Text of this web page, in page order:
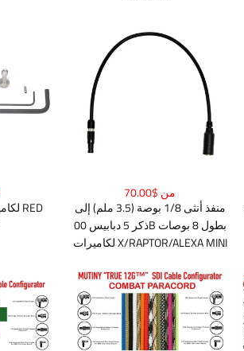
من $70.00
منفذ أنثى 1/8 بوصة (3.5 ملم) إلى
ذكر 5 دبابيس 00B بطول 8 بوصات
لكاميرات X/RAPTOR/ALEXA MINI